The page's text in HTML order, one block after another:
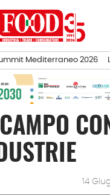
Mediterraneo 2026
14